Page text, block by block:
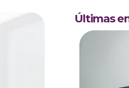
Últimas